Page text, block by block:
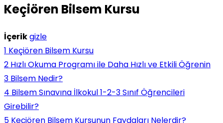
Keçiören Bilsem Kursu
İçerikgizle
1 Keçiören Bilsem Kursu
2 Hızlı Okuma Programı ile Daha Hızlı ve Etkili Öğrenin
3 Bilsem Nedir?
4 Bilsem Sınavına İlkokul 1-2-3 Sınıf Öğrencileri
Girebilir?
5 Keçiören Bilsem Kursunun Faydaları Nelerdir?